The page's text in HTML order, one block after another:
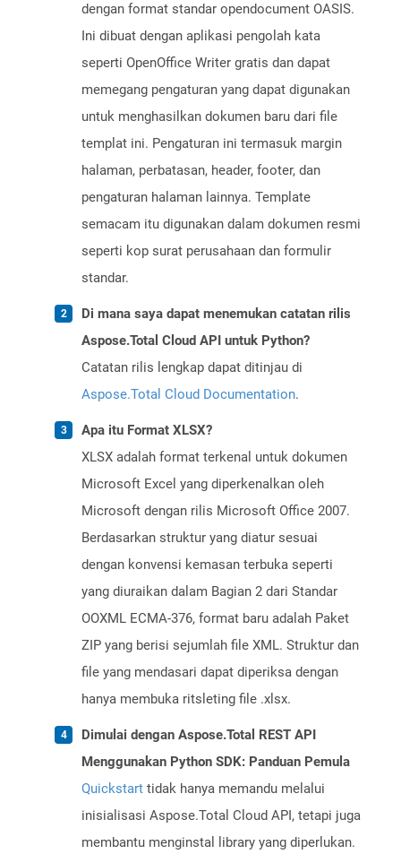
dengan format standar opendocument OASIS.
Ini dibuat dengan aplikasi pengolah kata
seperti OpenOffice Writer gratis dan dapat
memegang pengaturan yang dapat digunakan
untuk menghasilkan dokumen baru dari file
templat ini. Pengaturan ini termasuk margin
halaman, perbatasan, header, footer, dan
pengaturan halaman lainnya. Template
semacam itu digunakan dalam dokumen resmi
seperti kop surat perusahaan dan formulir
standar.
Di mana saya dapat menemukan catatan rilis
Aspose.Total Cloud API untuk Python?
Catatan rilis lengkap dapat ditinjau di
Aspose.Total Cloud Documentation.
Apa itu Format XLSX?
XLSX adalah format terkenal untuk dokumen
Microsoft Excel yang diperkenalkan oleh
Microsoft dengan rilis Microsoft Office 2007.
Berdasarkan struktur yang diatur sesuai
dengan konvensi kemasan terbuka seperti
yang diuraikan dalam Bagian 2 dari Standar
OOXML ECMA-376, format baru adalah Paket
ZIP yang berisi sejumlah file XML. Struktur dan
file yang mendasari dapat diperiksa dengan
hanya membuka ritsleting file .xlsx.
Dimulai dengan Aspose.Total REST API
Menggunakan Python SDK: Panduan Pemula
Quickstart tidak hanya memandu melalui
inisialisasi Aspose.Total Cloud API, tetapi juga
membantu menginstal library yang diperlukan.